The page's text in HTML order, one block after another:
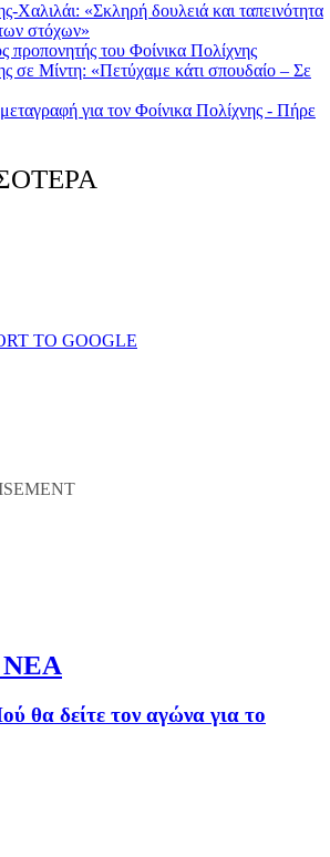
Χαλιλάι: «Σκληρή δουλειά και ταπεινότητα
στόχων»
προπονητής του Φοίνικα Πολίχνης
σε Μίντη: «Πετύχαμε κάτι σπουδαίο – Σε
για τον Φοίνικα Πολίχνης - Πήρε
TO GOOGLE
ΝΕΑ
θα δείτε τον αγώνα για το